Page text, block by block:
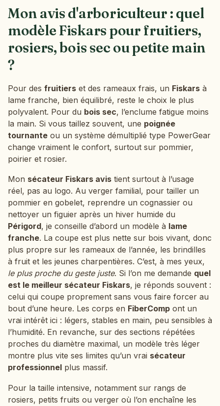
Mon avis d'arboriculteur : quel
modèle Fiskars pour fruitiers,
rosiers, bois sec ou petite main
?
Pour des fruitiers et des rameaux frais, un Fiskars à
lame franche, bien équilibré, reste le choix le plus
polyvalent. Pour du bois sec, l’enclume fatigue moins
la main. Si vous taillez souvent, une poignée
tournante ou un système démultiplié type PowerGear
change vraiment le confort, surtout sur pommier,
poirier et rosier.
Mon sécateur Fiskars avis tient surtout à l’usage
réel, pas au logo. Au verger familial, pour tailler un
pommier en gobelet, reprendre un cognassier ou
nettoyer un figuier après un hiver humide du
Périgord, je conseille d’abord un modèle à lame
franche. La coupe est plus nette sur bois vivant, donc
plus propre sur les rameaux de l’année, les brindilles
à fruit et les jeunes charpentières. C’est, à mes yeux,
le plus proche du geste juste. Si l’on me demande quel
est le meilleur sécateur Fiskars, je réponds souvent :
celui qui coupe proprement sans vous faire forcer au
bout d’une heure. Les corps en FiberComp ont un
vrai intérêt ici : légers, stables en main, peu sensibles à
l’humidité. En revanche, sur des sections répétées
proches du diamètre maximal, un modèle très léger
montre plus vite ses limites qu’un vrai sécateur
professionnel plus massif.
Pour la taille intensive, notamment sur rangs de
rosiers, petits fruits ou verger où l’on enchaîne les